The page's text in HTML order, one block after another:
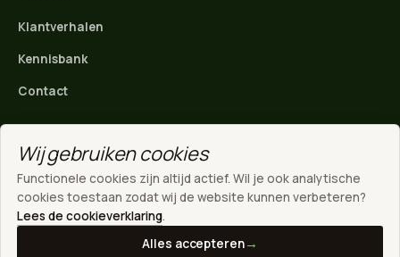
Klantverhalen
Kennisbank
Contact
ACTIEF IN
Nijmegen·Arnhem Ede·Rivierenland·Wijchen·
Gelderland·Noord-Brabant
WhatsApp
Wij gebruiken cookies
Functionele cookies zijn altijd actief. Wil je ook analytische
cookies toestaan zodat wij de website kunnen verbeteren?
Lees de cookieverklaring.
Alles accepteren